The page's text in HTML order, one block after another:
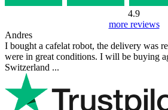
4.9
more reviews
Andres
I bought a cafelat robot, the delivery was
were in great conditions. I will be buying
Switzerland ...